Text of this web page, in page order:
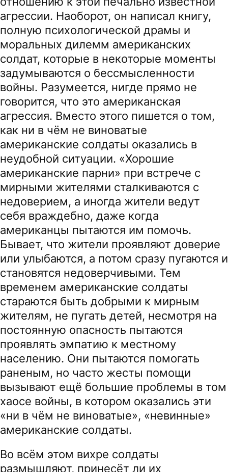
агрессии. Наоборот, он написал книгу,
полную психологической драмы и
моральных дилемм американских
солдат, которые в некоторые моменты
задумываются о бессмысленности
войны. Разумеется, нигде прямо не
говорится, что это американская
агрессия. Вместо этого пишется о том,
как ни в чём не виноватые
американские солдаты оказались в
неудобной ситуации. «Хорошие
американские парни» при встрече с
мирными жителями сталкиваются с
недоверием, а иногда жители ведут
себя враждебно, даже когда
американцы пытаются им помочь.
Бывает, что жители проявляют доверие
или улыбаются, а потом сразу пугаются и
становятся недоверчивыми. Тем
временем американские солдаты
стараются быть добрыми к мирным
жителям, не пугать детей, несмотря на
постоянную опасность пытаются
проявлять эмпатию к местному
населению. Они пытаются помогать
раненым, но часто жесты помощи
вызывают ещё большие проблемы в том
хаосе войны, в котором оказались эти
«ни в чём не виноватые», «невинные»
американские солдаты.
Во всём этом вихре солдаты
размышляют, принесёт ли их